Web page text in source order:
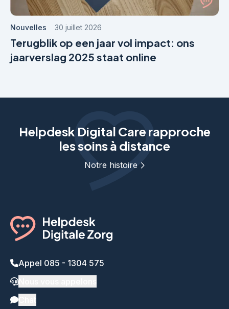
Nouvelles 30 juillet 2026
Terugblik op een jaar vol impact: ons
jaarverslag 2025 staat online
Helpdesk Digital Care rapproche
les soins à distance
Notre histoire
Appel 085 - 1304 575